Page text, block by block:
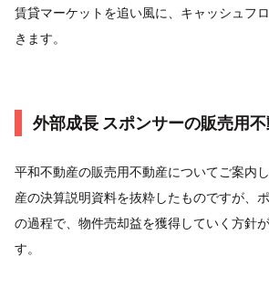
賃貸マーケットを追い風に、キャッシュフ
きます。
外部成長 スポンサーの販売用
平和不動産の販売用不動産についてご案内
産の決算説明資料を抜粋したものですが、
の過程で、物件売却益を獲得していく方針
す。